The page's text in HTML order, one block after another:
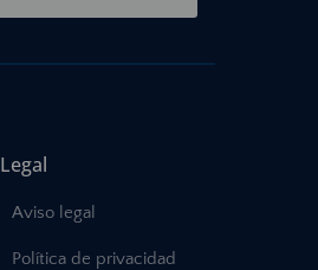
Legal
Aviso legal
Política de privacidad